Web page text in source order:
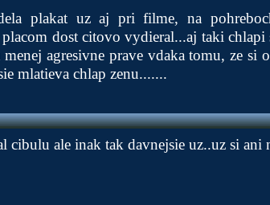
plakat uz aj pri filme, na
dost citovo vydieral...aj taki chlapi
menej agresivne prave vdaka tomu, ze si
mlatieva chlap zenu.......
cibulu ale inak tak davnejsie uz..uz si ani